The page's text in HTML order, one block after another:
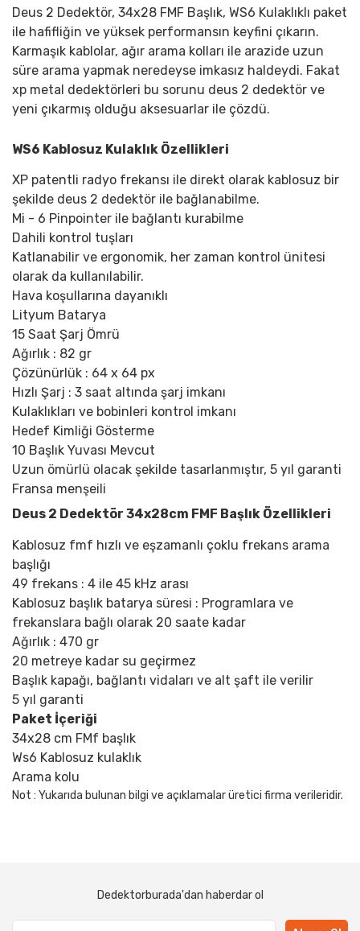
Deus 2 Dedektör, 34x28 FMF Başlık, WS6 Kulaklıklı paket
ile hafifliğin ve yüksek performansın keyfini çıkarın.
Karmaşık kablolar, ağır arama kolları ile arazide uzun
süre arama yapmak neredeyse imkasız haldeydi. Fakat
xp metal dedektörleri bu sorunu deus 2 dedektör ve
yeni çıkarmış olduğu aksesuarlar ile çözdü.
WS6 Kablosuz Kulaklık Özellikleri
XP patentli radyo frekansı ile direkt olarak kablosuz bir
şekilde deus 2 dedektör ile bağlanabilme.
Mi - 6 Pinpointer ile bağlantı kurabilme
Dahili kontrol tuşları
Katlanabilir ve ergonomik, her zaman kontrol ünitesi
olarak da kullanılabilir.
Hava koşullarına dayanıklı
Lityum Batarya
15 Saat Şarj Ömrü
Ağırlık : 82 gr
Çözünürlük : 64 x 64 px
Hızlı Şarj : 3 saat altında şarj imkanı
Kulaklıkları ve bobinleri kontrol imkanı
Hedef Kimliği Gösterme
10 Başlık Yuvası Mevcut
Uzun ömürlü olacak şekilde tasarlanmıştır, 5 yıl garanti
Fransa menşeili
Deus 2 Dedektör 34x28cm FMF Başlık Özellikleri
Kablosuz fmf hızlı ve eşzamanlı çoklu frekans arama
başlığı
49 frekans : 4 ile 45 kHz arası
Kablosuz başlık batarya süresi : Programlara ve
frekanslara bağlı olarak 20 saate kadar
Ağırlık : 470 gr
20 metreye kadar su geçirmez
Başlık kapağı, bağlantı vidaları ve alt şaft ile verilir
5 yıl garanti
Paket İçeriği
34x28 cm FMf başlık
Ws6 Kablosuz kulaklık
Arama kolu
Not : Yukarıda bulunan bilgi ve açıklamalar üretici firma verileridir.
Dedektorburada'dan haberdar ol